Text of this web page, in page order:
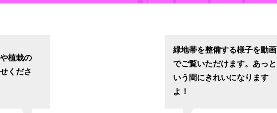
植栽の
くださ
緑地帯を整備する様子を動画
でご覧いただけます。あっと
いう間にきれいになります
よ！